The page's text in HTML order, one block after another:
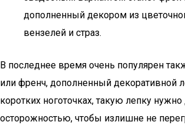
дополненный декором из
вензелей и страз.
В последнее время очень популярен
или френч, дополненный декоративной
коротких ноготочках, такую лепку
осторожностью, чтобы излишне не